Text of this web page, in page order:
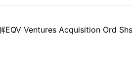
Ventures Acquisition Ord